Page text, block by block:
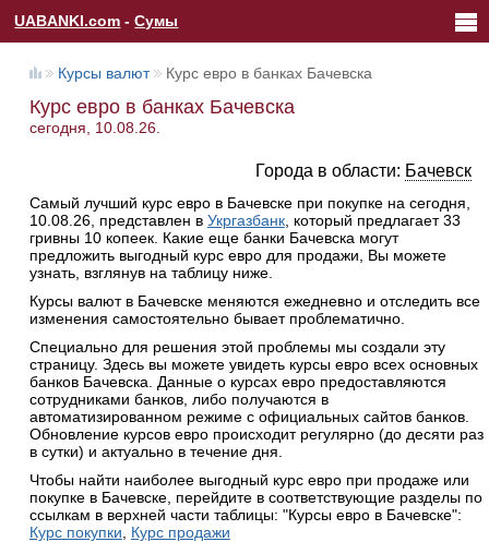
UABANKI.com -Сумы
Курсы валют Курс евро в банках Бачевска
Курс евро в банках Бачевска
сегодня, 10.08.26.
Города в области: Бачевск
Самый лучший курс евро в Бачевске при покупке на сегодня,
10.08.26, представлен в Укргазбанк, который предлагает 33
гривны 10 копеек. Какие еще банки Бачевска могут
предложить выгодный курс евро для продажи, Вы можете
узнать, взглянув на таблицу ниже.
Курсы валют в Бачевске меняются ежедневно и отследить все
изменения самостоятельно бывает проблематично.
Специально для решения этой проблемы мы создали эту
страницу. Здесь вы можете увидеть курсы евро всех основных
банков Бачевска. Данные о курсах евро предоставляются
сотрудниками банков, либо получаются в
автоматизированном режиме с официальных сайтов банков.
Обновление курсов евро происходит регулярно (до десяти раз
в сутки) и актуально в течение дня.
Чтобы найти наиболее выгодный курс евро при продаже или
покупке в Бачевске, перейдите в соответствующие разделы по
ссылкам в верхней части таблицы: "Курсы евро в Бачевске":
Курс покупки
Курс продажи